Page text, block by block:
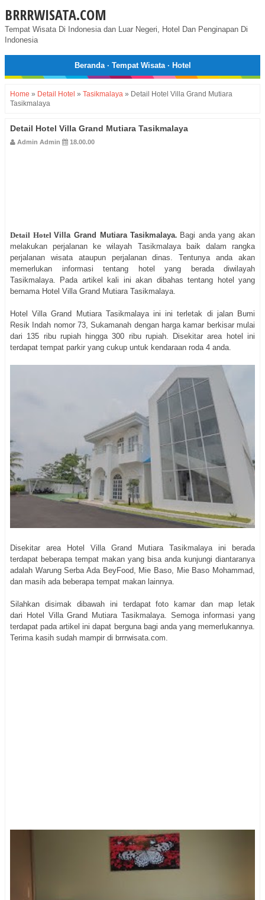
BRRRWISATA.COM
Tempat Wisata Di Indonesia dan Luar Negeri, Hotel Dan Penginapan Di
Indonesia
Beranda· Tempat Wisata· Hotel
Home » Detail Hotel » Tasikmalaya » Detail Hotel Villa Grand Mutiara
Tasikmalaya
Detail Hotel Villa Grand Mutiara Tasikmalaya
Admin Admin 18.00.00
Detail HotelVilla Grand Mutiara Tasikmalaya. Bagi anda yang akan
melakukan perjalanan ke wilayah Tasikmalaya baik dalam rangka
perjalanan wisata ataupun perjalanan dinas. Tentunya anda akan
memerlukan informasi tentang hotel yang berada diwilayah
Tasikmalaya. Pada artikel kali ini akan dibahas tentang hotel yang
bernama Hotel Villa Grand Mutiara Tasikmalaya.
Hotel Villa Grand Mutiara Tasikmalaya ini ini terletak di jalan Bumi
Resik Indah nomor 73, Sukamanah dengan harga kamar berkisar mulai
dari 135 ribu rupiah hingga 300 ribu rupiah. Disekitar area hotel ini
terdapat tempat parkir yang cukup untuk kendaraan roda 4 anda.
Disekitar area Hotel Villa Grand Mutiara Tasikmalaya ini berada
terdapat beberapa tempat makan yang bisa anda kunjungi diantaranya
adalah Warung Serba Ada BeyFood, Mie Baso, Mie Baso Mohammad,
dan masih ada beberapa tempat makan lainnya.
Silahkan disimak dibawah ini terdapat foto kamar dan map letak
dari Hotel Villa Grand Mutiara Tasikmalaya. Semoga informasi yang
terdapat pada artikel ini dapat berguna bagi anda yang memerlukannya.
Terima kasih sudah mampir di brrrwisata.com.